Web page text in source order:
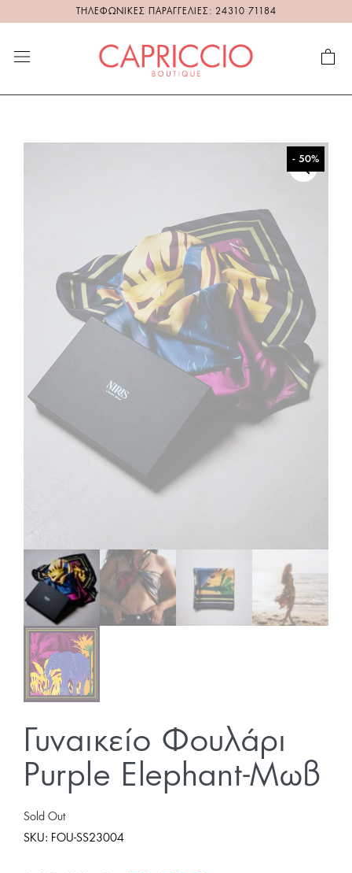
ΤΗΛΕΦΩΝΙΚΕΣ ΠΑΡΑΓΓΕΛΙΕΣ: 24310 71184
- 50%
Γυναικείο Φουλάρι
Purple Elephant-Μωβ
Sold Out
SKU: FOU-SS23004